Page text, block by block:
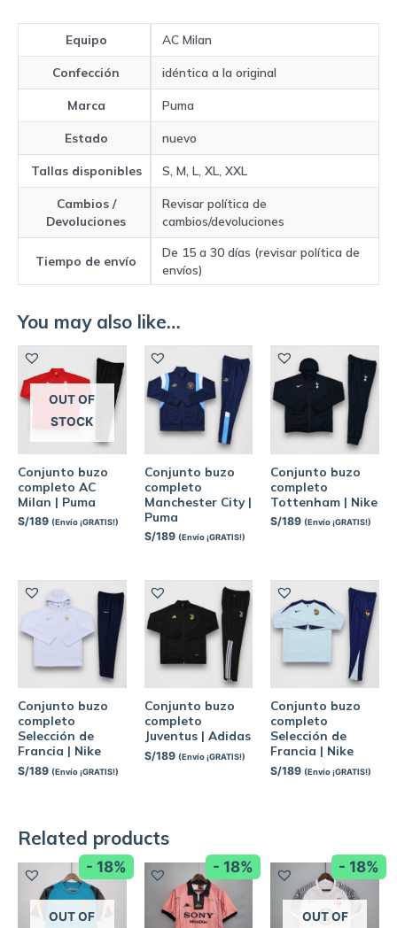
Equipo AC Milan
Confección idéntica a la original
Marca Puma
Estado nuevo
Tallas disponibles S, M, L, XL, XXL
Cambios /
Devoluciones
Revisar política de
cambios/devoluciones
Tiempo de envío
De 15 a 30 días (revisar política de
envíos)
You may also like…
OUT OF
STOCK
Conjunto buzo
completo AC
Milan | Puma
S/189 (Envío ¡GRATIS!)
Conjunto buzo
completo
Manchester City |
Puma
S/189 (Envío ¡GRATIS!)
Conjunto buzo
completo
Tottenham | Nike
S/189 (Envío ¡GRATIS!)
Conjunto buzo
completo
Selección de
Francia | Nike
S/189 (Envío ¡GRATIS!)
Conjunto buzo
completo
Juventus | Adidas
S/189 (Envío ¡GRATIS!)
Conjunto buzo
completo
Selección de
Francia | Nike
S/189 (Envío ¡GRATIS!)
Related products
- 18%
OUT OF
- 18% - 18%
OUT OF